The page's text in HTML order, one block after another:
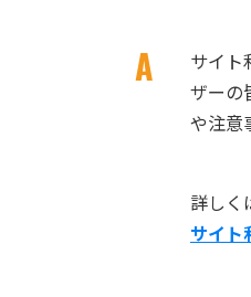
サイト
ザーの
や注意
詳しく
サイト